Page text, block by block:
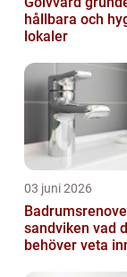
hållbara och
lokaler
03 juni 2026
sandviken vad du
behöver veta